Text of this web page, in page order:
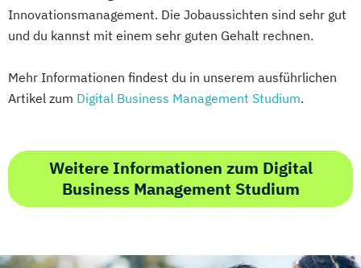
Innovationsmanagement. Die Jobaussichten sind sehr gut
und du kannst mit einem sehr guten Gehalt rechnen.
Mehr Informationen findest du in unserem ausführlichen
Artikel zum Digital Business Management Studium.
Weitere Informationen zum Digital
Business Management Studium